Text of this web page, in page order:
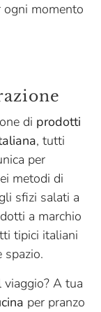
momento
di prodotti
, tutti
per
metodi di
sfizi salati a
a marchio
tipici italiani
spazio.
viaggio? A tua
per pranzo